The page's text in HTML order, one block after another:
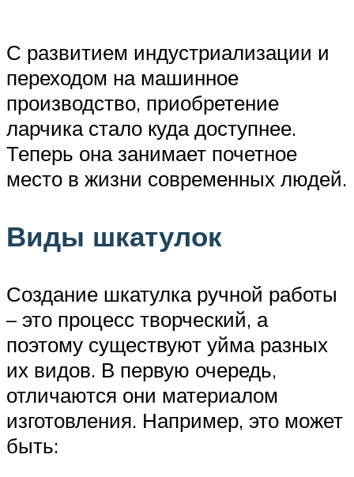
С развитием индустриализации и
переходом на машинное
производство, приобретение
ларчика стало куда доступнее.
Теперь она занимает почетное
место в жизни современных людей.
Виды шкатулок
Создание шкатулка ручной работы
– это процесс творческий, а
поэтому существуют уйма разных
их видов. В первую очередь,
отличаются они материалом
изготовления. Например, это может
быть: